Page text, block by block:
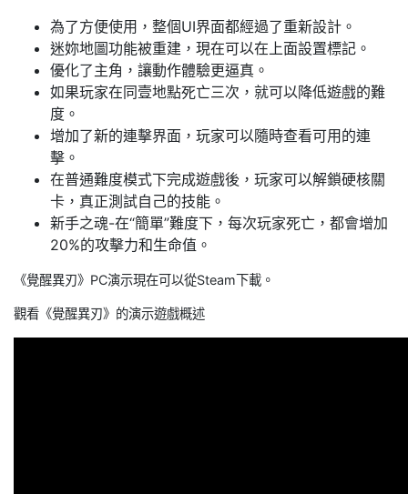
為了方便使用，整個UI界面都經過了重新設計。
迷妳地圖功能被重建，現在可以在上面設置標記。
優化了主角，讓動作體驗更逼真。
如果玩家在同壹地點死亡三次，就可以降低遊戲的難
度。
增加了新的連擊界面，玩家可以隨時查看可用的連
擊。
在普通難度模式下完成遊戲後，玩家可以解鎖硬核關
卡，真正測試自己的技能。
新手之魂-在“簡單”難度下，每次玩家死亡，都會增加
20%的攻擊力和生命值。
《覺醒異刃》PC演示現在可以從Steam下載。
觀看《覺醒異刃》的演示遊戲概述